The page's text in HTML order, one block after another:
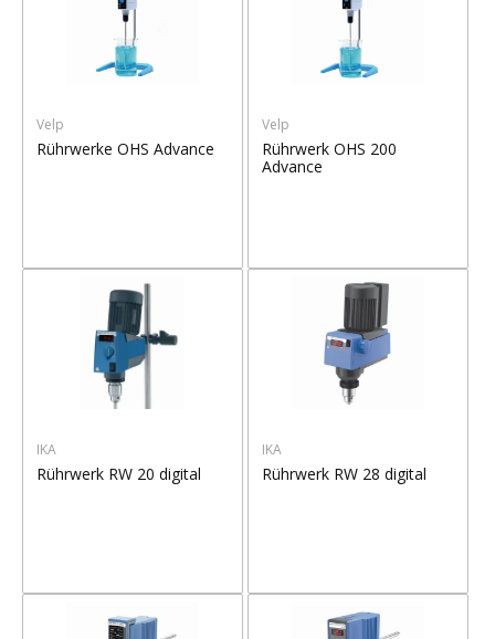
Velp
Rührwerke OHS Advance
Velp
Rührwerk OHS 200
Advance
IKA
Rührwerk RW 20 digital
IKA
Rührwerk RW 28 digital